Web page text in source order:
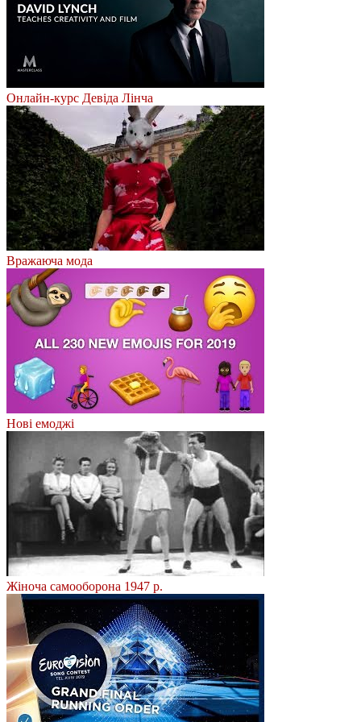
Онлайн-курс Девіда Лінча
Вражаюча мода
Нові емоджі
Жіноча самооборона 1947 р.